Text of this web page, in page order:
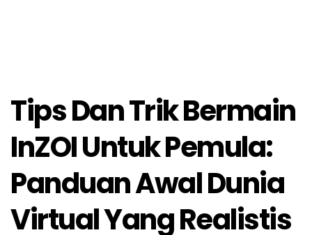
Tips Dan Trik Bermain
InZOI Untuk Pemula:
Panduan Awal Dunia
Virtual Yang Realistis